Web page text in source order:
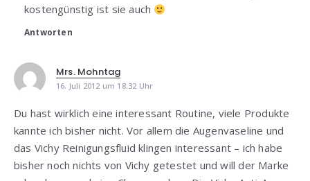
kostengünstig ist sie auch
Antworten
Mrs. Mohntag
16. Juli 2012 um 18:32 Uhr
Du hast wirklich eine interessant Routine, viele Produkte
kannte ich bisher nicht. Vor allem die Augenvaseline und
das Vichy Reinigungsfluid klingen interessant – ich habe
bisher noch nichts von Vichy getestet und will der Marke